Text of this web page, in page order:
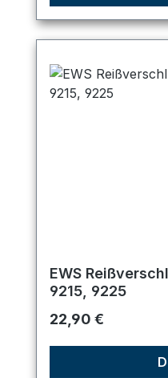
EWS
9215, 9225
Regulärer Preis:
22,90 €